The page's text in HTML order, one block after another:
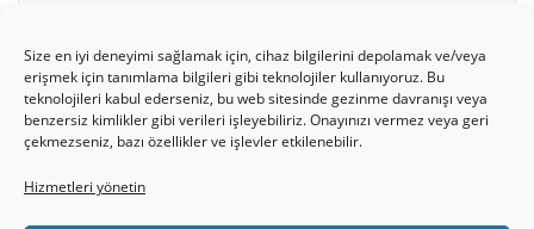
Size en iyi deneyimi sağlamak için, cihaz bilgilerini depolamak ve/veya
erişmek için tanımlama bilgileri gibi teknolojiler kullanıyoruz. Bu
teknolojileri kabul ederseniz, bu web sitesinde gezinme davranışı veya
benzersiz kimlikler gibi verileri işleyebiliriz. Onayınızı vermez veya geri
çekmezseniz, bazı özellikler ve işlevler etkilenebilir.
Hizmetleri yönetin
15 Temmuz 2008: 16:41 #29723
Anonim